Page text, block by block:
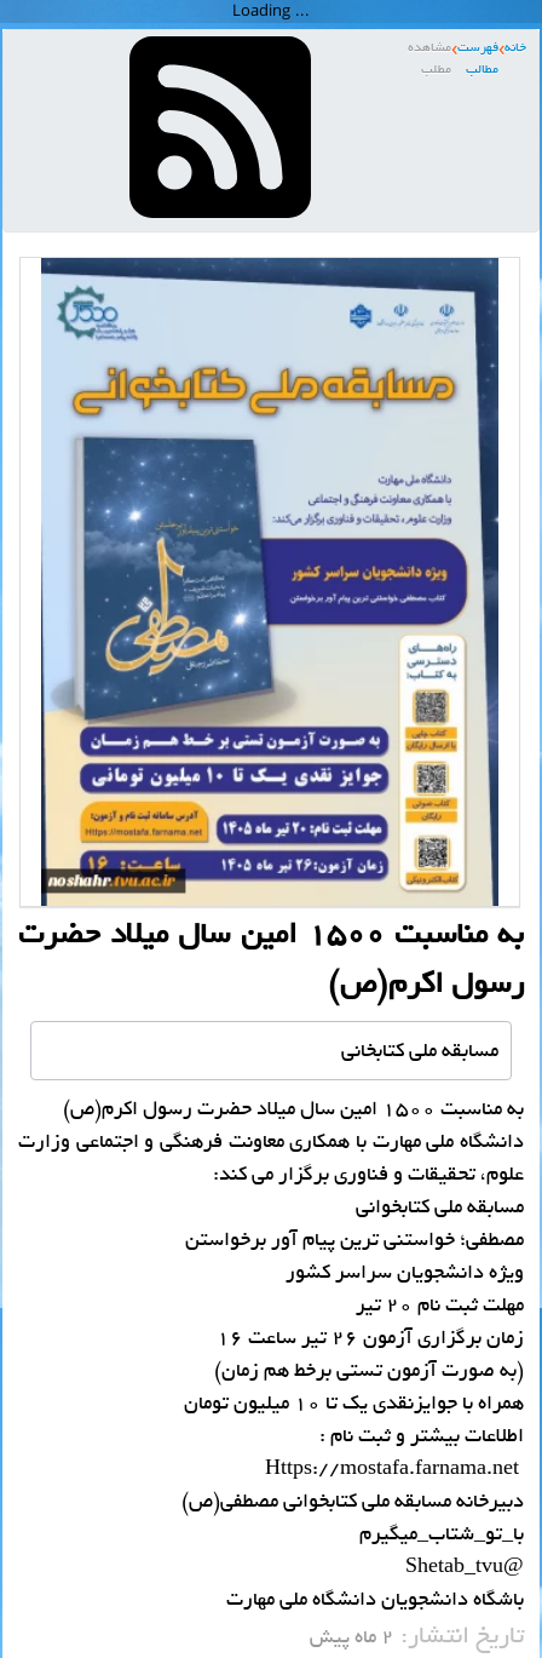
خانه فهرست
مطالب
مشاهده
مطلب
به مناسبت ۱۵۰۰ امین سال میلاد حضرت
رسول اکرم(ص)
مسابقه ملی کتابخانی
به مناسبت ۱۵۰۰ امین سال میلاد حضرت رسول اکرم(ص)
دانشگاه ملی مهارت با همکاری معاونت فرهنگی و اجتماعی وزارت
علوم، تحقیقات و فناوری برگزار می کند:
مسابقه ملی کتابخوانی
مصطفی؛ خواستنی ترین پیام آور برخواستن
ویژه دانشجویان سراسر کشور
مهلت ثبت نام ۲۰ تیر
زمان برگزاری آزمون ۲۶ تیر ساعت ۱۶
(به صورت آزمون تستی برخط هم زمان)
همراه با جوایزنقدی یک تا 10 میلیون تومان
اطلاعات بیشتر و ثبت نام :
Https://mostafa.farnama.net
دبیرخانه مسابقه ملی کتابخوانی مصطفی(ص)
با_تو_شتاب_میگیرم
@Shetab_tvu
باشگاه دانشجویان دانشگاه ملی مهارت
تاریخ انتشار: ۲ ماه پیش